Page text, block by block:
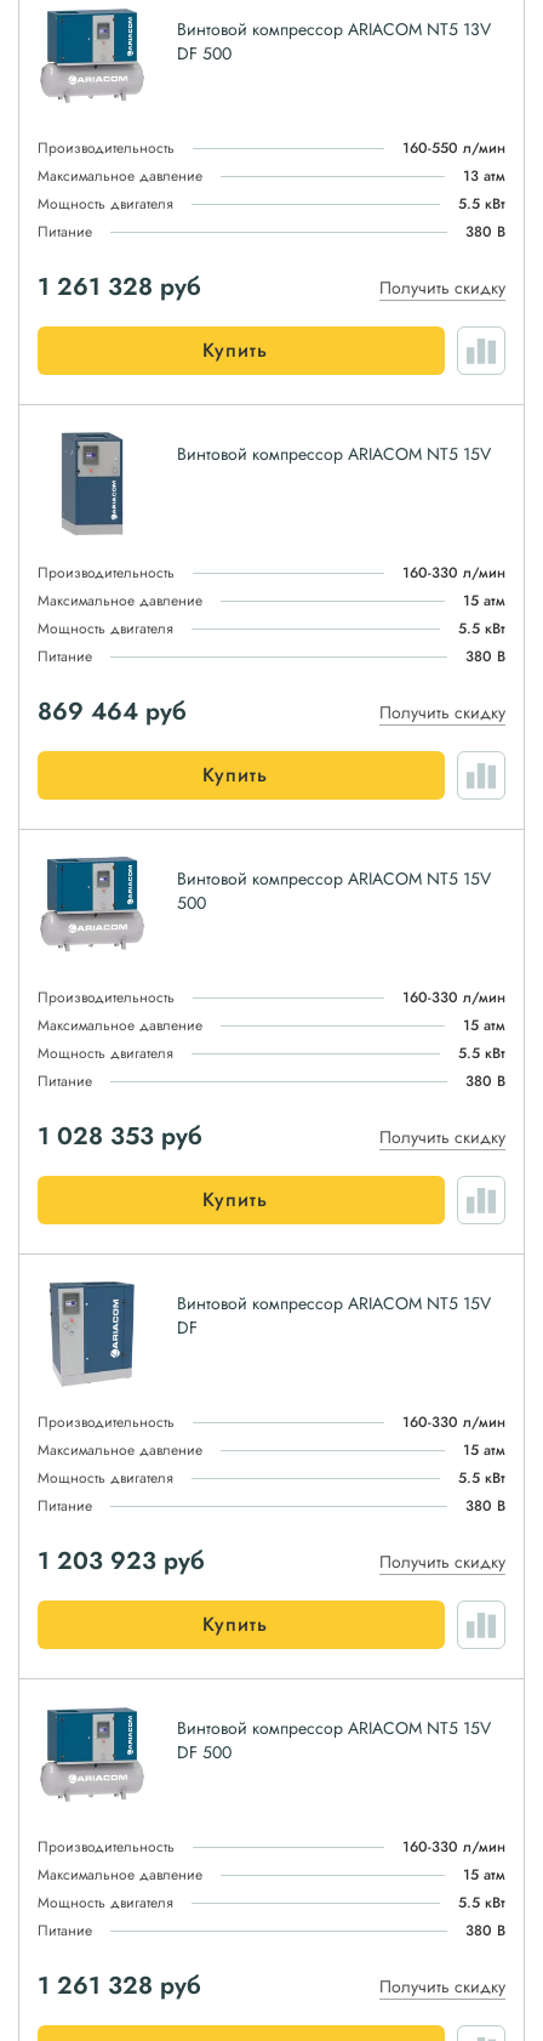
Винтовой компрессор ARIACOM NT5 13V
DF 500
Производительность
160-550 л/мин
Максимальное давление
13 атм
Мощность двигателя
5.5 кВт
Питание
380 В
1 261 328 руб Получить скидку
Купить
Винтовой компрессор ARIACOM NT5 15V
Производительность
160-330 л/мин
Максимальное давление
15 атм
Мощность двигателя
5.5 кВт
Питание
380 В
869 464 руб Получить скидку
Купить
Винтовой компрессор ARIACOM NT5 15V
500
Производительность
160-330 л/мин
Максимальное давление
15 атм
Мощность двигателя
5.5 кВт
Питание
380 В
1 028 353 руб Получить скидку
Купить
Винтовой компрессор ARIACOM NT5 15V
DF
Производительность
160-330 л/мин
Максимальное давление
15 атм
Мощность двигателя
5.5 кВт
Питание
380 В
1 203 923 руб Получить скидку
Купить
Винтовой компрессор ARIACOM NT5 15V
DF 500
Производительность
160-330 л/мин
Максимальное давление
15 атм
Мощность двигателя
5.5 кВт
Питание
380 В
1 261 328 руб Получить скидку